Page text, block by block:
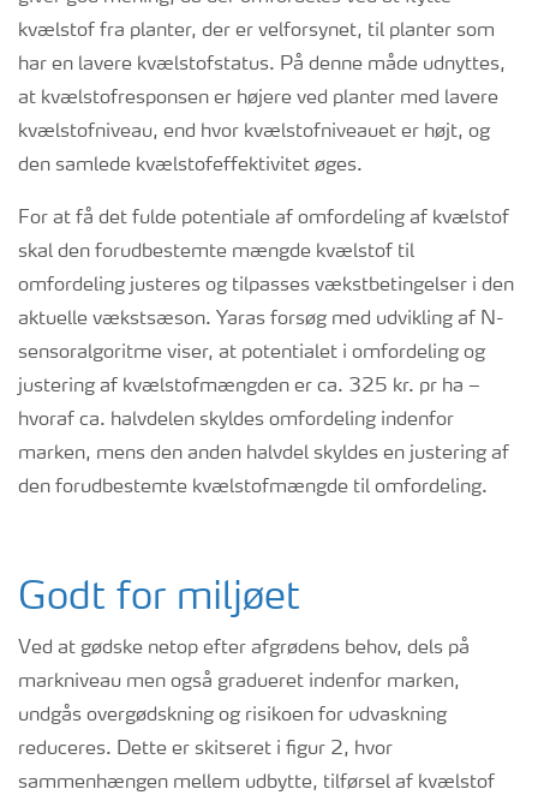
kvælstof fra planter, der er velforsynet, til planter som
har en lavere kvælstofstatus. På denne måde udnyttes,
at kvælstofresponsen er højere ved planter med lavere
kvælstofniveau, end hvor kvælstofniveauet er højt, og
den samlede kvælstofeffektivitet øges.
For at få det fulde potentiale af omfordeling af kvælstof
skal den forudbestemte mængde kvælstof til
omfordeling justeres og tilpasses vækstbetingelser i den
aktuelle vækstsæson. Yaras forsøg med udvikling af N-
sensoralgoritme viser, at potentialet i omfordeling og
justering af kvælstofmængden er ca. 325 kr. pr ha –
hvoraf ca. halvdelen skyldes omfordeling indenfor
marken, mens den anden halvdel skyldes en justering af
den forudbestemte kvælstofmængde til omfordeling.
Godt for miljøet
Ved at gødske netop efter afgrødens behov, dels på
markniveau men også gradueret indenfor marken,
undgås overgødskning og risikoen for udvaskning
reduceres. Dette er skitseret i figur 2, hvor
sammenhængen mellem udbytte, tilførsel af kvælstof